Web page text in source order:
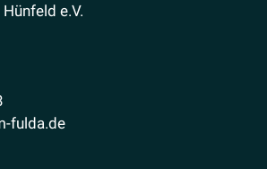
e.V.
fulda.de